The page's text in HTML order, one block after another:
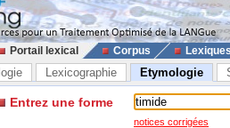
Portail lexical Corpus
Lexicographie Etymologie
Entrez une forme
notices corrigées